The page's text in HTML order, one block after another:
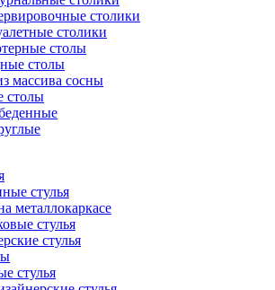
столики
столики
столы
столы
массива сосны
столы
стулья
металлокаркасе
стулья
стулья
стулья